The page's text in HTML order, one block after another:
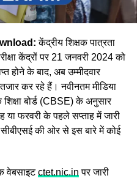
केंद्रीय शिक्षक पात्रता
केंद्रों पर 21 जनवरी 2024 को
होने के बाद, अब उम्मीदवार
कर रहे हैं। नवीनतम मीडिया
शिक्षा बोर्ड (CBSE) के अनुसार
या फरवरी के पहले सप्ताह में जारी
की ओर से इस बारे में कोई
वेबसाइटctet.nic.in पर जारी